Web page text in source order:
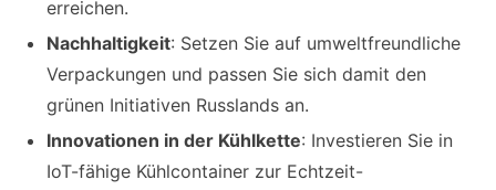
erreichen.
Nachhaltigkeit: Setzen Sie auf umweltfreundliche
Verpackungen und passen Sie sich damit den
grünen Initiativen Russlands an.
Innovationen in der Kühlkette: Investieren Sie in
IoT-fähige Kühlcontainer zur Echtzeit-